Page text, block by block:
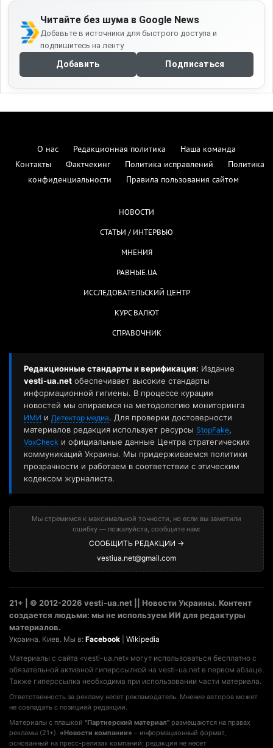
Читайте без шума в Google News
Добавьте в источники для быстрого доступа и
подпишитесь на ленту
Добавить Подписаться
О нас Редакционная политика
Наша команда
Контакты
Фактчекинг Политика исправлений
Политика
конфиденциальности
Правила пользования сайтом
НОВОСТИ
СТАТЬИ / ИНТЕРВЬЮ
МНЕНИЯ
РАВНЫЕ.UA
ИССЛЕДОВАТЕЛЬСКИЙ ЦЕНТР
КУРС ВАЛЮТ
СПРАВОЧНИК
Редакционные стандарты и верификация: Издание
vesti-ua.net обеспечивает высокие стандарты
информационной гигиены. В процессе курации
новостей мы опираемся на методологию мониторинга
ИМИ и Детектор медиа. Для проверки достоверности
материалов редакция использует ресурсы StopFake,
VoxCheck и официальные данные Центра стратегических
коммуникаций Украины. Мы придерживаемся политики
прозрачности и работаем в соответствии с этическим
кодексом журналиста.
Мы стремимся к максимальной точности, но если вы заметили
ошибку — пожалуйста, сообщите нам:
СООБЩИТЬ РЕДАКЦИИ →
vestiua.net@gmail.com
21+ | © 2012-2026 vesti-ua.net || Новости Украины. Контент
создается людьми: мы не используем ИИ для редактуры
материалов.
Украина. Киев. Мы в: Facebook Wikipedia
Материалы с сайта «vesti-ua.net» могут использоваться бесплатно с
обязательной активной гиперссылкой на vesti-ua.net в первом абзаце.
Также гиперссылка необходима при использовании части материала.
Ответственность за рекламу несет рекламодатель. Мнение авторов может
не совпадать с позицией редакции.
Материалы с плашкой "Партнерский материал" размещаются на правах
рекламы (21+). «Новости компании» – информационный формат,
основанный на пресс-релизах компаний; редакция не несет